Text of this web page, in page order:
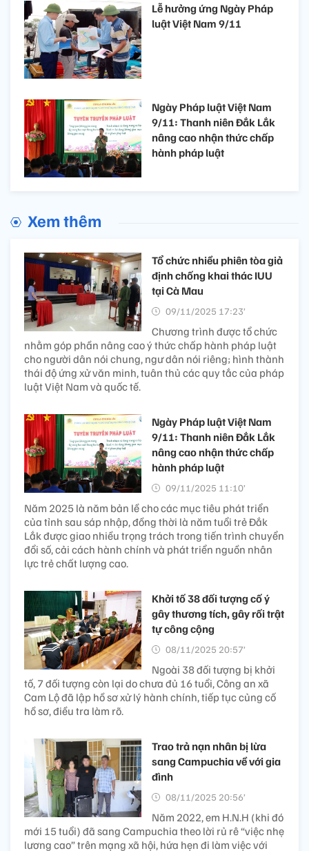
Lễ hưởng ứng Ngày Pháp
luật Việt Nam 9/11
Ngày Pháp luật Việt Nam
9/11: Thanh niên Đắk Lắk
nâng cao nhận thức chấp
hành pháp luật
Xem thêm
Tổ chức nhiều phiên tòa giả
định chống khai thác IUU
tại Cà Mau
09/11/2025 17:23’
Chương trình được tổ chức
nhằm góp phần nâng cao ý thức chấp hành pháp luật
cho người dân nói chung, ngư dân nói riêng; hình thành
thái độ ứng xử văn minh, tuân thủ các quy tắc của pháp
luật Việt Nam và quốc tế.
Ngày Pháp luật Việt Nam
9/11: Thanh niên Đắk Lắk
nâng cao nhận thức chấp
hành pháp luật
09/11/2025 11:10’
Năm 2025 là năm bản lề cho các mục tiêu phát triển
của tỉnh sau sáp nhập, đồng thời là năm tuổi trẻ Đắk
Lắk được giao nhiều trọng trách trong tiến trình chuyển
đổi số, cải cách hành chính và phát triển nguồn nhân
lực trẻ chất lượng cao.
Khởi tố 38 đối tượng cố ý
gây thương tích, gây rối trật
tự công cộng
08/11/2025 20:57’
Ngoài 38 đối tượng bị khởi
tố, 7 đối tượng còn lại do chưa đủ 16 tuổi, Công an xã
Cam Lộ đã lập hồ sơ xử lý hành chính, tiếp tục củng cố
hồ sơ, điều tra làm rõ.
Trao trả nạn nhân bị lừa
sang Campuchia về với gia
đình
08/11/2025 20:56’
Năm 2022, em H.N.H (khi đó
mới 15 tuổi) đã sang Campuchia theo lời rủ rê “việc nhẹ
lương cao” trên mạng xã hội, hứa hẹn đi làm việc với